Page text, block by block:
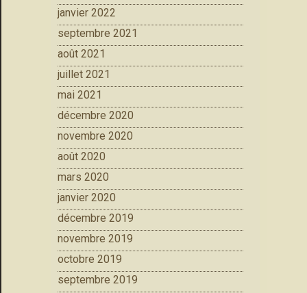
janvier 2022
septembre 2021
août 2021
juillet 2021
mai 2021
décembre 2020
novembre 2020
août 2020
mars 2020
janvier 2020
décembre 2019
novembre 2019
octobre 2019
septembre 2019